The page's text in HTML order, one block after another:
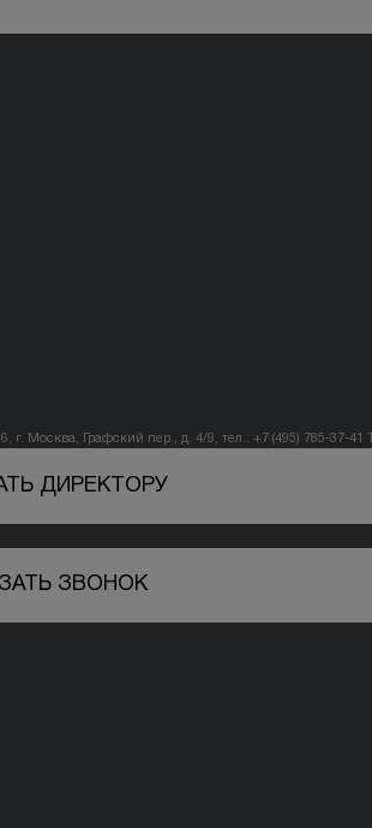
г. Москва, Графский пер., д. 4/9, тел.: +7 (495) 785-37-41
ДИРЕКТОРУ
ЗВОНОК